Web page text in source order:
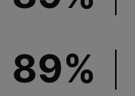
89%